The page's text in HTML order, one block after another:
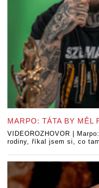
MARPO: TÁTA BY MĚL
VIDEOROZHOVOR |
rodiny, říkal jsem si, co